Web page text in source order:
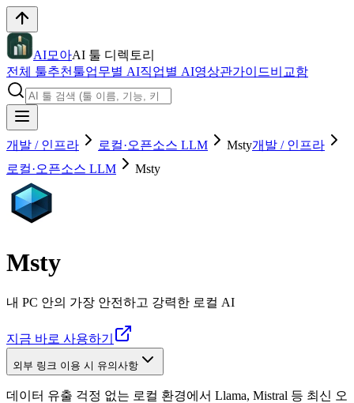
AI모아AI 툴 디렉토리
전체 툴추천툴업무별 AI직업별 AI영상관가이드비교함
개발 / 인프라 로컬·오픈소스 LLM Msty개발 / 인프라
로컬·오픈소스 LLM
Msty
Msty
내 PC 안의 가장 안전하고 강력한 로컬 AI
지금 바로 사용하기
외부 링크 이용 시 유의사항
데이터 유출 걱정 없는 로컬 환경에서 Llama, Mistral 등 최신 오